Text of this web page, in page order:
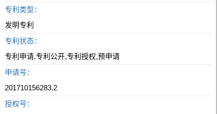
专利类型：
发明专利
专利状态：
专利申请,专利公开,专利授权,预申请
申请号：
201710156283.2
授权号：